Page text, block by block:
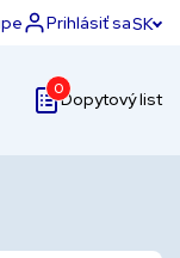
Prihlásiť saSK
0Dopytový list